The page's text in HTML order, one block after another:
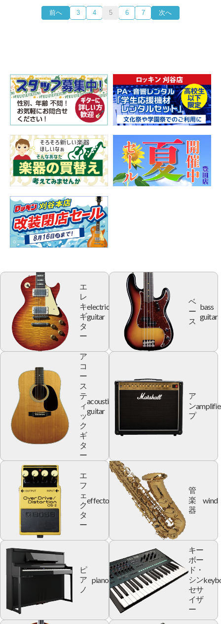
前へ 3 4 5 6 7 次へ
エ
レ
キ
ギ
タ
ー
electric
guitar
ベ
ー
ス
bass
guitar
ア
コ
ー
ス
テ
ィ
ッ
ク
ギ
タ
ー
acoustic
guitar
ア
ン
プ
エ
フ
ェ
ク
タ
ー
effector
管
楽
器
wind
ピ
ア
ノ
piano
キー
ボー
ド・
シン
セサ
イザ
ー